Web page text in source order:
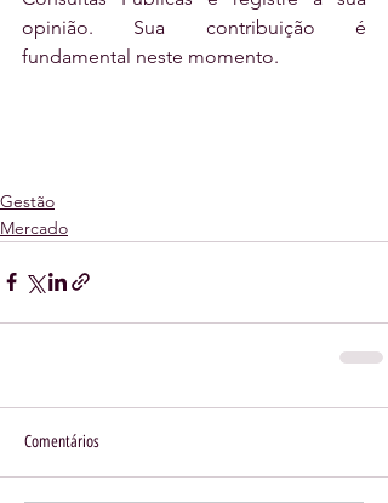
opinião. Sua contribuição é
fundamental neste momento.
Gestão
Mercado
Comentários